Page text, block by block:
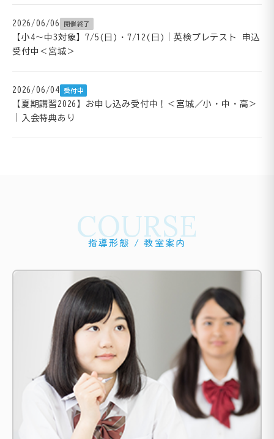
2026/06/06 開催終了
【小4～中3対象】7/5(日)・7/12(日)｜英検プレテスト 申込
受付中＜宮城＞
2026/06/04 受付中
【夏期講習2026】お申し込み受付中！＜宮城／小・中・高＞
｜入会特典あり
COURSE
指導形態 / 教室案内